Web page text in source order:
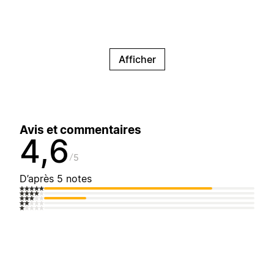
Afficher
Avis et commentaires
4,6 5
D’après 5 notes